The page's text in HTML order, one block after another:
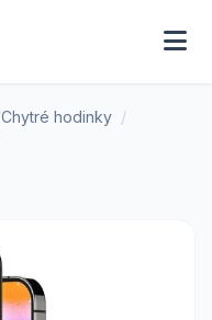
Chytré hodinky